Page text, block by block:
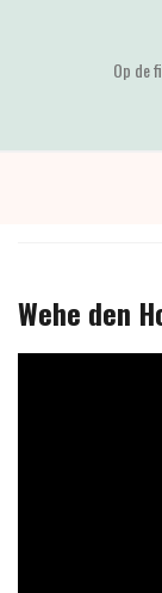
Op de
Wehe den